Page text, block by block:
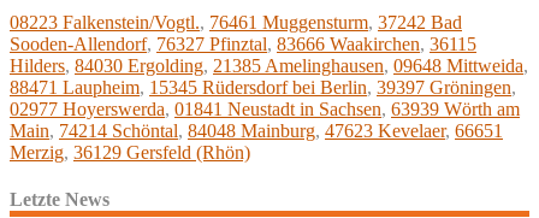
08223 Falkenstein/Vogtl., 76461 Muggensturm, 37242 Bad
Sooden-Allendorf, 76327 Pfinztal, 83666 Waakirchen, 36115
Hilders, 84030 Ergolding, 21385 Amelinghausen, 09648 Mittweida,
88471 Laupheim, 15345 Rüdersdorf bei Berlin, 39397 Gröningen,
02977 Hoyerswerda, 01841 Neustadt in Sachsen, 63939 Wörth am
Main, 74214 Schöntal, 84048 Mainburg, 47623 Kevelaer, 66651
Merzig, 36129 Gersfeld (Rhön)
Letzte News